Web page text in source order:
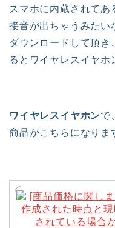
スマホに内蔵されてあ
接音が出ちゃうみたい
ダウンロードして頂き
るとワイヤレスイヤホ
ワイヤレスイヤホンで
商品がこちらになりま